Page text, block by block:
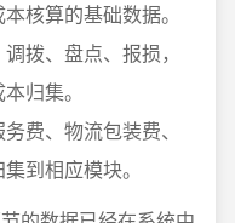
核算的基础数据。
拨、盘点、报损，
归集。
费、物流包装费、
到相应模块。